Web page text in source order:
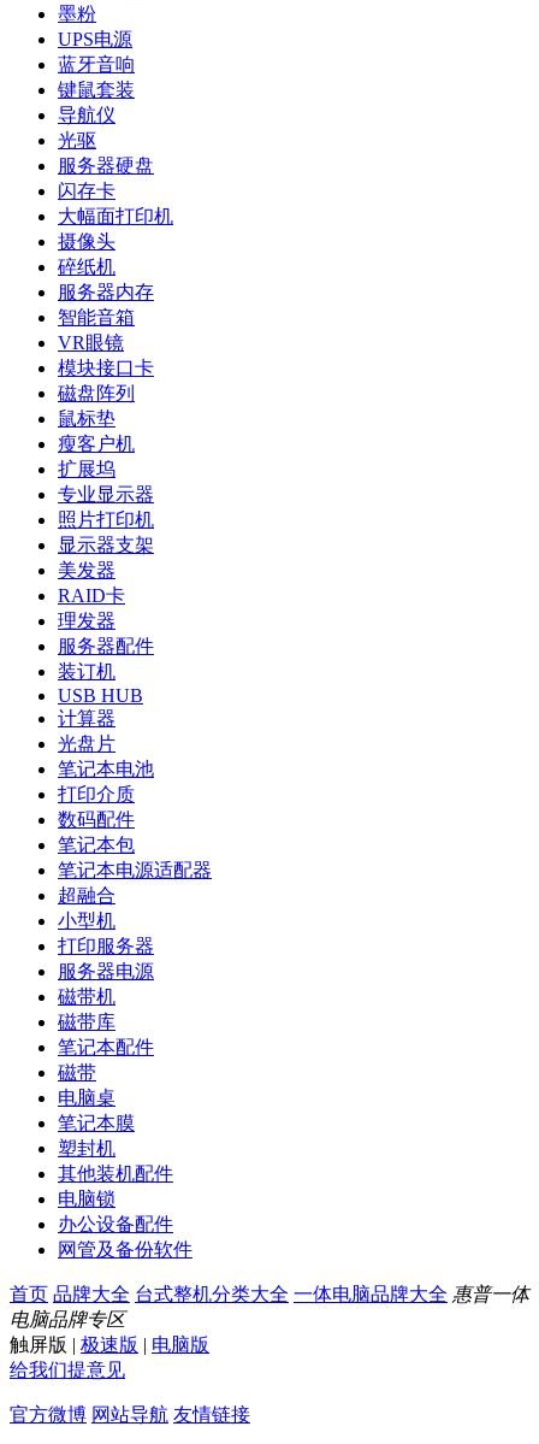
墨粉
UPS电源
蓝牙音响
键鼠套装
导航仪
光驱
服务器硬盘
闪存卡
大幅面打印机
摄像头
碎纸机
服务器内存
智能音箱
VR眼镜
模块接口卡
磁盘阵列
鼠标垫
瘦客户机
扩展坞
专业显示器
照片打印机
显示器支架
美发器
RAID卡
理发器
服务器配件
装订机
USB HUB
计算器
光盘片
笔记本电池
打印介质
数码配件
笔记本包
笔记本电源适配器
超融合
小型机
打印服务器
服务器电源
磁带机
磁带库
笔记本配件
磁带
电脑桌
笔记本膜
塑封机
其他装机配件
电脑锁
办公设备配件
网管及备份软件
首页 品牌大全 台式整机分类大全 一体电脑品牌大全 惠普一体
电脑品牌专区
触屏版 | 极速版 | 电脑版
给我们提意见
官方微博 网站导航 友情链接